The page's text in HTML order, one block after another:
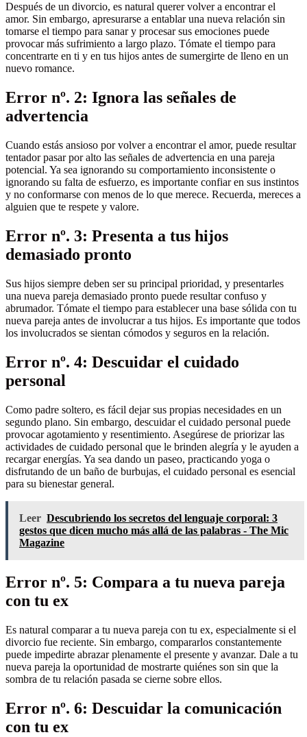
Después de un divorcio, es natural querer volver a encontrar el
amor. Sin embargo, apresurarse a entablar una nueva relación sin
tomarse el tiempo para sanar y procesar sus emociones puede
provocar más sufrimiento a largo plazo. Tómate el tiempo para
concentrarte en ti y en tus hijos antes de sumergirte de lleno en un
nuevo romance.
Error nº. 2: Ignora las señales de
advertencia
Cuando estás ansioso por volver a encontrar el amor, puede resultar
tentador pasar por alto las señales de advertencia en una pareja
potencial. Ya sea ignorando su comportamiento inconsistente o
ignorando su falta de esfuerzo, es importante confiar en sus instintos
y no conformarse con menos de lo que merece. Recuerda, mereces a
alguien que te respete y valore.
Error nº. 3: Presenta a tus hijos
demasiado pronto
Sus hijos siempre deben ser su principal prioridad, y presentarles
una nueva pareja demasiado pronto puede resultar confuso y
abrumador. Tómate el tiempo para establecer una base sólida con tu
nueva pareja antes de involucrar a tus hijos. Es importante que todos
los involucrados se sientan cómodos y seguros en la relación.
Error nº. 4: Descuidar el cuidado
personal
Como padre soltero, es fácil dejar sus propias necesidades en un
segundo plano. Sin embargo, descuidar el cuidado personal puede
provocar agotamiento y resentimiento. Asegúrese de priorizar las
actividades de cuidado personal que le brinden alegría y le ayuden a
recargar energías. Ya sea dando un paseo, practicando yoga o
disfrutando de un baño de burbujas, el cuidado personal es esencial
para su bienestar general.
Leer Descubriendo los secretos del lenguaje corporal: 3
gestos que dicen mucho más allá de las palabras - The Mic
Magazine
Error nº. 5: Compara a tu nueva pareja
con tu ex
Es natural comparar a tu nueva pareja con tu ex, especialmente si el
divorcio fue reciente. Sin embargo, compararlos constantemente
puede impedirte abrazar plenamente el presente y avanzar. Dale a tu
nueva pareja la oportunidad de mostrarte quiénes son sin que la
sombra de tu relación pasada se cierne sobre ellos.
Error nº. 6: Descuidar la comunicación
con tu ex